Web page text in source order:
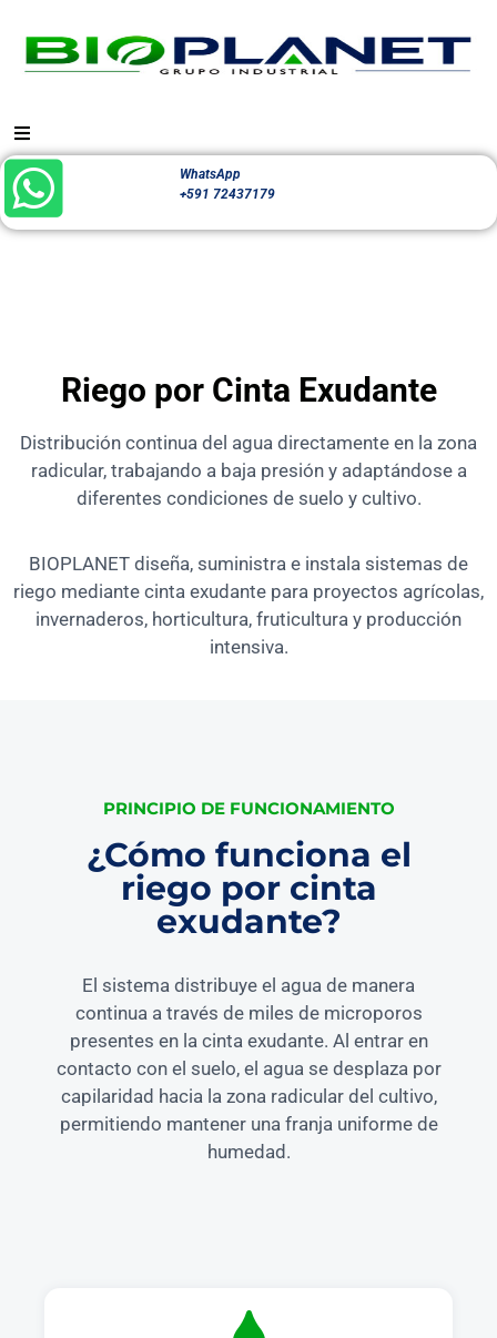
WhatsApp
+591 72437179
Riego por Cinta Exudante
Distribución continua del agua directamente en la zona
radicular, trabajando a baja presión y adaptándose a
diferentes condiciones de suelo y cultivo.
BIOPLANET diseña, suministra e instala sistemas de
riego mediante cinta exudante para proyectos agrícolas,
invernaderos, horticultura, fruticultura y producción
intensiva.
PRINCIPIO DE FUNCIONAMIENTO
¿Cómo funciona el
riego por cinta
exudante?
El sistema distribuye el agua de manera
continua a través de miles de microporos
presentes en la cinta exudante. Al entrar en
contacto con el suelo, el agua se desplaza por
capilaridad hacia la zona radicular del cultivo,
permitiendo mantener una franja uniforme de
humedad.